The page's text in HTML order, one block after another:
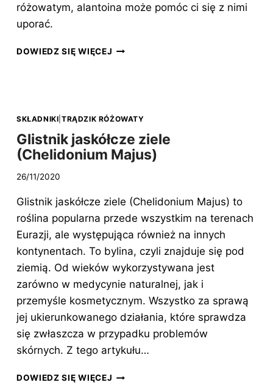
różowatym, alantoina może pomóc ci się z nimi
uporać.
DOWIEDZ SIĘ WIĘCEJ ALANTOINA
SKŁADNIKI TRĄDZIK RÓŻOWATY
Glistnik jaskółcze ziele
(Chelidonium Majus)
26/11/2020
Glistnik jaskółcze ziele (Chelidonium Majus) to
roślina popularna przede wszystkim na terenach
Eurazji, ale występująca również na innych
kontynentach. To bylina, czyli znajduje się pod
ziemią. Od wieków wykorzystywana jest
zarówno w medycynie naturalnej, jak i
przemyśle kosmetycznym. Wszystko za sprawą
jej ukierunkowanego działania, które sprawdza
się zwłaszcza w przypadku problemów
skórnych. Z tego artykułu…
DOWIEDZ SIĘ WIĘCEJ GLISTNIK